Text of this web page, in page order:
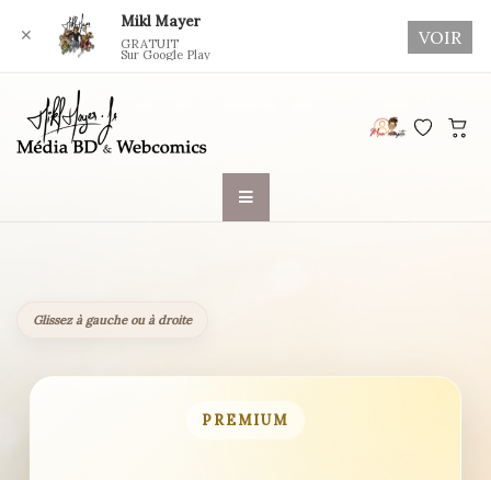
Glissez à gauche ou à droite
PREMIUM
✕
Mikl Mayer
GRATUIT
Sur Google Play
VOIR